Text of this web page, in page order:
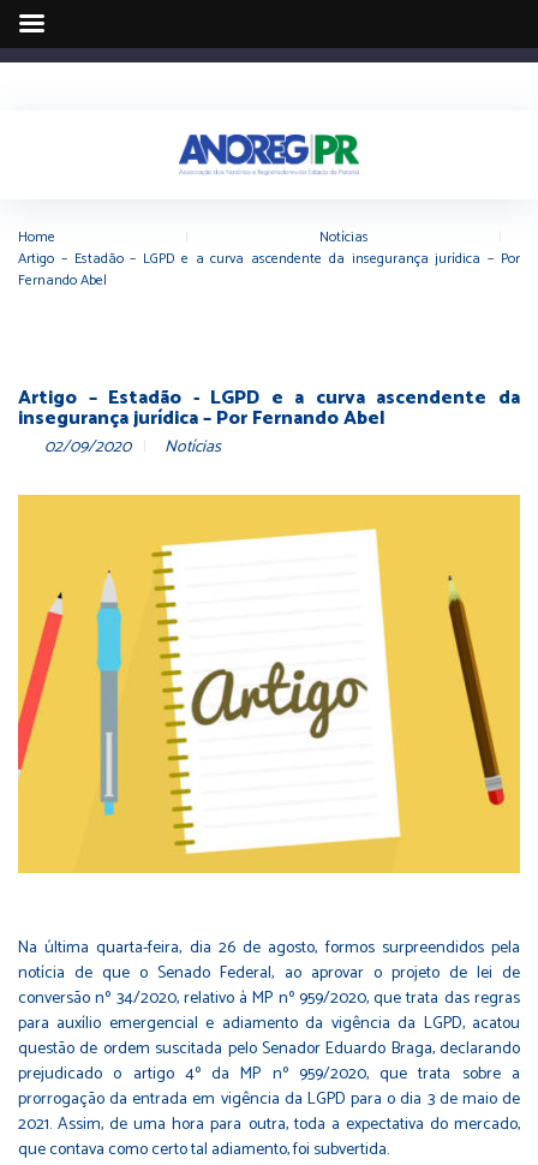
Home Notícias
Artigo – Estadão – LGPD e a curva ascendente da insegurança jurídica – Por
Fernando Abel
Artigo – Estadão - LGPD e a curva ascendente da
insegurança jurídica – Por Fernando Abel
02/09/2020 Notícias
Na última quarta-feira, dia 26 de agosto, formos surpreendidos pela
notícia de que o Senado Federal, ao aprovar o projeto de lei de
conversão nº 34/2020, relativo à MP nº 959/2020, que trata das regras
para auxílio emergencial e adiamento da vigência da LGPD, acatou
questão de ordem suscitada pelo Senador Eduardo Braga, declarando
prejudicado o artigo 4º da MP nº 959/2020, que trata sobre a
prorrogação da entrada em vigência da LGPD para o dia 3 de maio de
2021. Assim, de uma hora para outra, toda a expectativa do mercado,
que contava como certo tal adiamento, foi subvertida.